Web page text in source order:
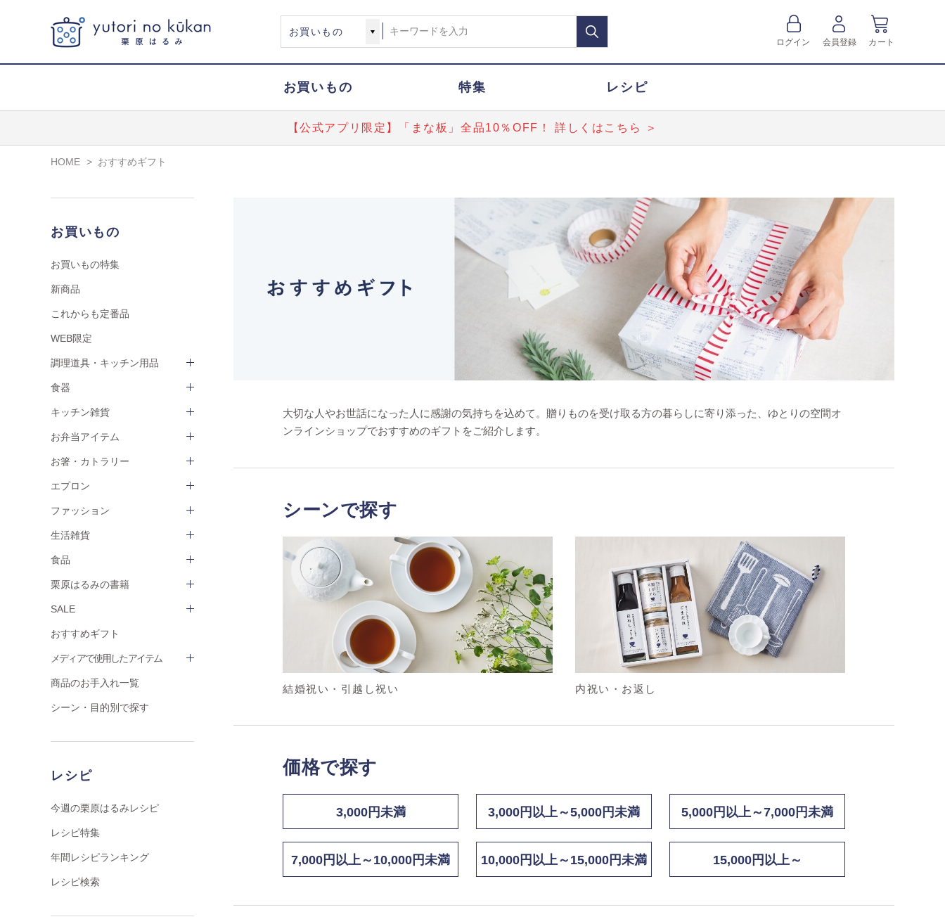
ログイン 会員登録 カート
お買いもの 特集 レシピ
【公式アプリ限定】「まな板」全品10％OFF！ 詳しくはこちら ＞
HOME > おすすめギフト
お買いもの
お買いもの特集
新商品
これからも定番品
WEB限定
調理道具・キッチン用品
食器
キッチン雑貨
お弁当アイテム
お箸・カトラリー
エプロン
ファッション
生活雑貨
食品
栗原はるみの書籍
SALE
おすすめギフト
メディアで使用したアイテム
商品のお手入れ一覧
シーン・目的別で探す
レシピ
今週の栗原はるみレシピ
レシピ特集
年間レシピランキング
レシピ検索
大切な人やお世話になった人に感謝の気持ちを込めて。贈りものを受け取る方の暮らしに寄り添った、ゆとりの空間オ
ンラインショップでおすすめのギフトをご紹介します。
シーンで探す
結婚祝い・引越し祝い 内祝い・お返し
価格で探す
3,000円未満 3,000円以上～5,000円未満 5,000円以上～7,000円未満
7,000円以上～10,000円未満 10,000円以上～15,000円未満 15,000円以上～